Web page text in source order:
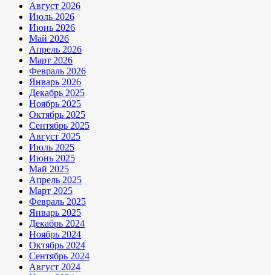
Август 2026
Июль 2026
Июнь 2026
Май 2026
Апрель 2026
Март 2026
Февраль 2026
Январь 2026
Декабрь 2025
Ноябрь 2025
Октябрь 2025
Сентябрь 2025
Август 2025
Июль 2025
Июнь 2025
Май 2025
Апрель 2025
Март 2025
Февраль 2025
Январь 2025
Декабрь 2024
Ноябрь 2024
Октябрь 2024
Сентябрь 2024
Август 2024